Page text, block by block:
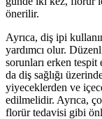
önerilir.
Ayrıca, diş ipi
yardımcı olur.
sorunları erken tespit
da diş sağlığı
yiyeceklerden ve
edilmelidir. Ayrıca,
florür tedavisi gibi